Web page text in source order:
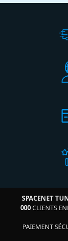
SPACENET
000CLIENTS
PAIEMENT